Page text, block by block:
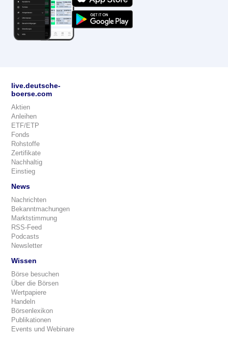
live.deutsche-
boerse.com
Aktien
Anleihen
ETF/ETP
Fonds
Rohstoffe
Zertifikate
Nachhaltig
Einstieg
News
Nachrichten
Bekanntmachungen
Marktstimmung
RSS-Feed
Podcasts
Newsletter
Wissen
Börse besuchen
Über die Börsen
Wertpapiere
Handeln
Börsenlexikon
Publikationen
Events und Webinare